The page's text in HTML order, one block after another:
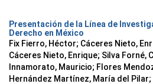
Presentación de la Línea de
Derecho en México
Fix Fierro, Héctor; Cáceres Nieto,
Cáceres Nieto, Enrique; Silva Forné,
Innamorato, Mauricio; Flores
Hernández Martínez, María del Pilar;